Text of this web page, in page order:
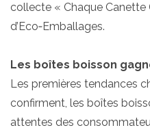
collecte « Chaque Canette
d’Eco‐Emballages.
Les boîtes boisson
Les premières tendances
confirment, les boîtes
attentes des